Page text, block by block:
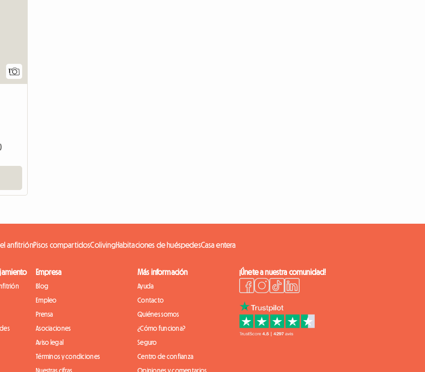
1
anfitriónPisos compartidosColivingHabitaciones de huéspedesCasa entera
Empresa
Blog
Empleo
Prensa
Asociaciones
Aviso legal
Términos y condiciones
Nuestras cifras
Más información
Ayuda
Contacto
Quiénes somos
¿Cómo funciona?
Seguro
Centro de confianza
Opiniones y comentarios
¡Únete a nuestra comunidad!